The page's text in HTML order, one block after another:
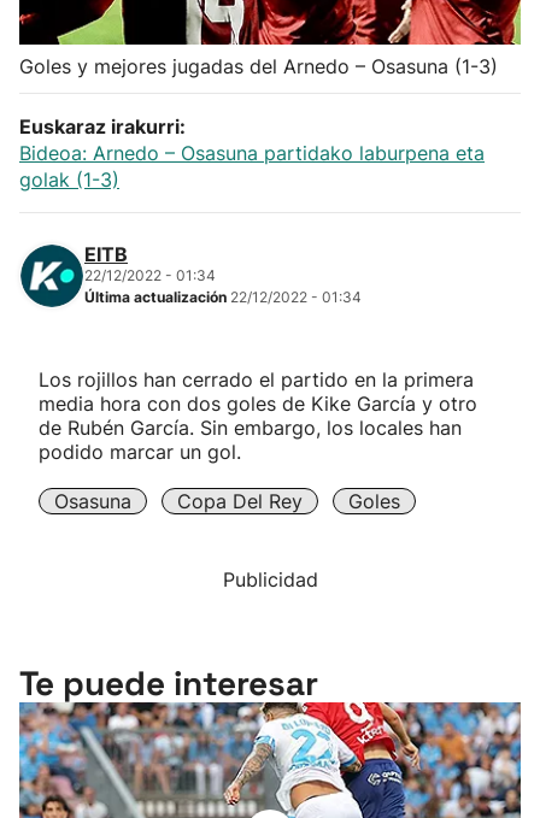
Herri-kirolak
Balonmano
Kirolak 360
Atletismo
Carreras de montaña
"Helmuga"
Goles y mejores jugadas del Arnedo – Osasuna (1-3)
Euskaraz irakurri:
Bideoa: Arnedo – Osasuna partidako laburpena eta
golak (1-3)
EITB
22/12/2022 - 01:34
Última actualización 22/12/2022 - 01:34
Los rojillos han cerrado el partido en la primera
media hora con dos goles de Kike García y otro
de Rubén García. Sin embargo, los locales han
podido marcar un gol.
Osasuna Copa Del Rey Goles
Publicidad
Te puede interesar